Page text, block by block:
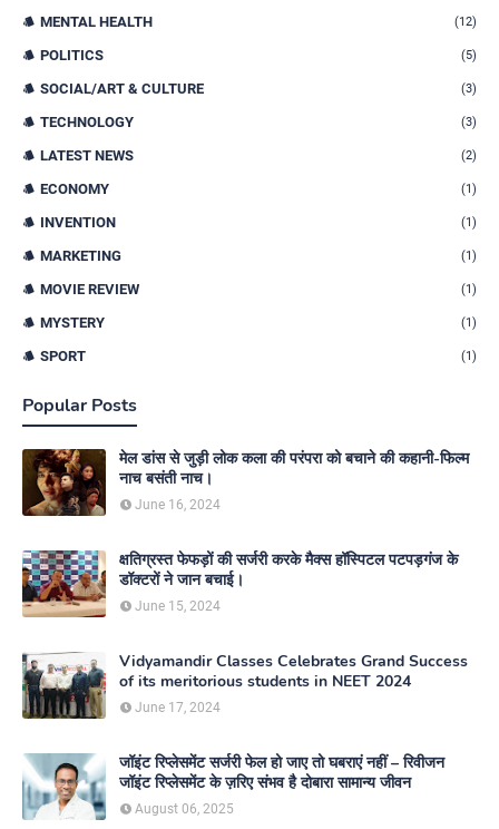
MENTAL HEALTH (12)
POLITICS (5)
SOCIAL/ART & CULTURE (3)
TECHNOLOGY (3)
LATEST NEWS (2)
ECONOMY (1)
INVENTION (1)
MARKETING (1)
MOVIE REVIEW (1)
MYSTERY (1)
SPORT (1)
Popular Posts
मेल डांस से जुड़ी लोक कला की परंपरा को बचाने की कहानी-फिल्म
नाच बसंती नाच।
June 16, 2024
क्षतिग्रस्त फेफड़ों की सर्जरी करके मैक्स हॉस्पिटल पटपड़गंज के
डॉक्टरों ने जान बचाई।
June 15, 2024
Vidyamandir Classes Celebrates Grand Success
of its meritorious students in NEET 2024
June 17, 2024
जॉइंट रिप्लेसमेंट सर्जरी फेल हो जाए तो घबराएं नहीं – रिवीजन
जॉइंट रिप्लेसमेंट के ज़रिए संभव है दोबारा सामान्य जीवन
August 06, 2025